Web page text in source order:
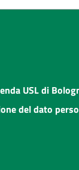
USL di
del dato